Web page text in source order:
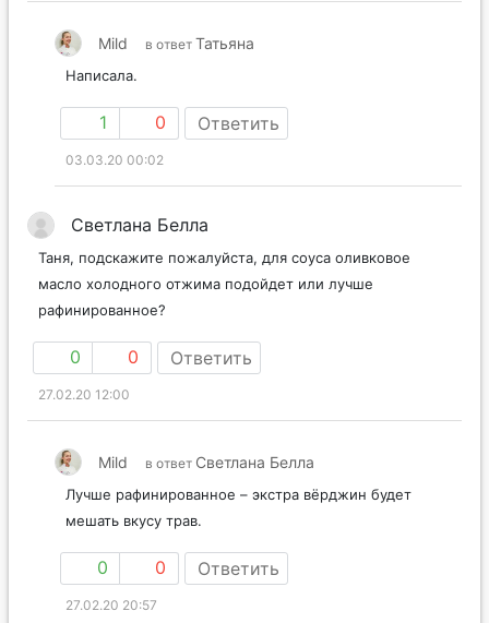
Mild в ответ Татьяна
Написала.
1 0 Ответить
03.03.20 00:02
Светлана Белла
Таня, подскажите пожалуйста, для соуса оливковое
масло холодного отжима подойдет или лучше
рафинированное?
0 0 Ответить
27.02.20 12:00
Mild в ответ Светлана Белла
Лучше рафинированное – экстра вёрджин будет
мешать вкусу трав.
0 0 Ответить
27.02.20 20:57